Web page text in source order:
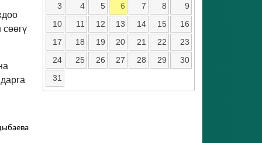
3
4 5 6 7 8
9
10
11 12 13 14 15
16
17
18 19 20 21 22
23
24
25 26 27 28 29
30
31